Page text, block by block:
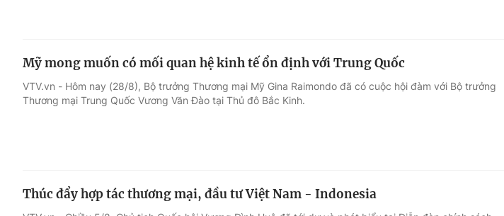
Mỹ mong muốn có mối quan hệ kinh tế ổn định với Trung Quốc
VTV.vn - Hôm nay (28/8), Bộ trưởng Thương mại Mỹ Gina Raimondo đã có cuộc hội đàm với Bộ trưởng
Thương mại Trung Quốc Vương Văn Đào tại Thủ đô Bắc Kinh.
Thúc đẩy hợp tác thương mại, đầu tư Việt Nam - Indonesia